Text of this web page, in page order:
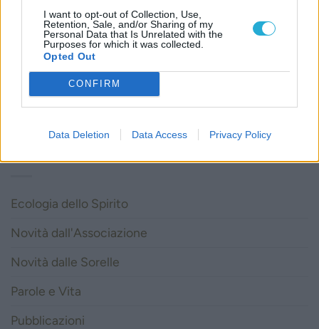
I want to opt-out of Collection, Use,
Retention, Sale, and/or Sharing of my
Personal Data that Is Unrelated with the
Purposes for which it was collected.
Opted Out
CONFIRM
Data Deletion Data Access Privacy Policy
Ecologia dello Spirito
Novità dall'Associazione
Novità dalle Sorelle
Parole e Vita
Pubblicazioni